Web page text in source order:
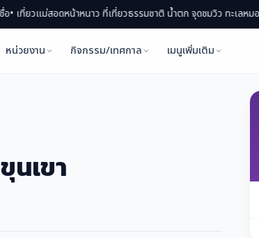
รรมชาติ น้ำตก จุดชมวิว ทะเลหมอก• แม่สอดกินอะไรดี? รวมร้านอ
หน่วยงาน กิจกรรม/เทศกาล เมนูเพิ่มเติม
นเขา